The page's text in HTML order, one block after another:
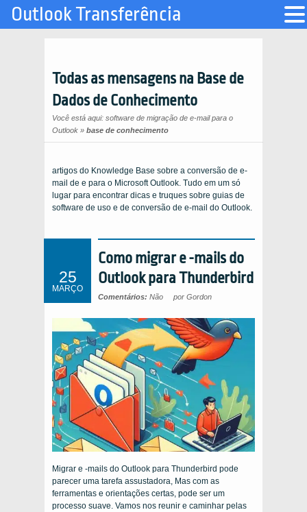
Todas as mensagens na Base de
Dados de Conhecimento
Você está aqui: software de migração de e-mail para o
Outlook » base de conhecimento
artigos do Knowledge Base sobre a conversão de e-
mail de e para o Microsoft Outlook. Tudo em um só
lugar para encontrar dicas e truques sobre guias de
software de uso e de conversão de e-mail do Outlook.
25
MARÇO
Como migrar e -mails do
Outlook para Thunderbird
Comentários: Não por Gordon
Migrar e -mails do Outlook para Thunderbird pode
parecer uma tarefa assustadora, Mas com as
ferramentas e orientações certas, pode ser um
processo suave. Vamos nos reunir e caminhar pelas
Outlook Transferência